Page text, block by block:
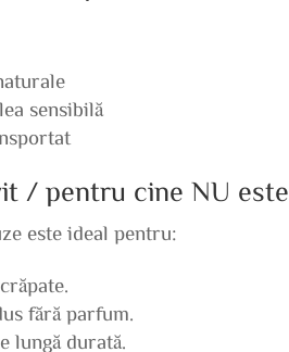
sensibilă
/ pentru cine NU este
este ideal pentru:
fără parfum.
lungă durată.